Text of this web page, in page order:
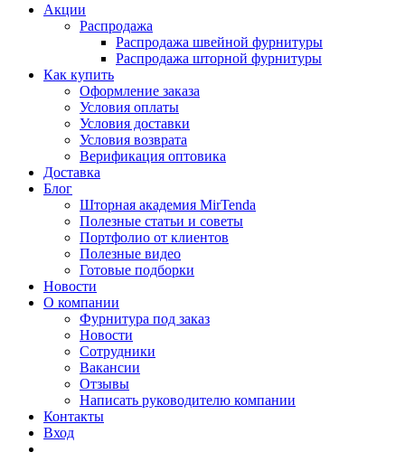
Акции
Распродажа
Распродажа швейной фурнитуры
Распродажа шторной фурнитуры
Как купить
Оформление заказа
Условия оплаты
Условия доставки
Условия возврата
Верификация оптовика
Доставка
Блог
Шторная академия MirTenda
Полезные статьи и советы
Портфолио от клиентов
Полезные видео
Готовые подборки
Новости
О компании
Фурнитура под заказ
Новости
Сотрудники
Вакансии
Отзывы
Написать руководителю компании
Контакты
Вход